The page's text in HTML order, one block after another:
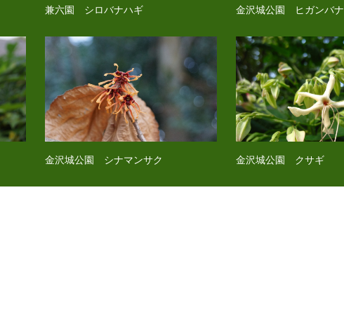
兼六園 シロバナハギ 金沢城公園 ヒガンバナ
金沢城公園 シナマンサク 金沢城公園 クサギ